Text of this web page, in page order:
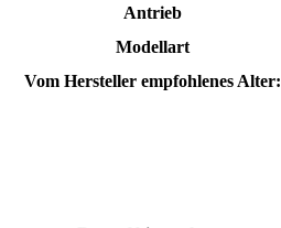
Antrieb
Modellart
Vom Hersteller empfohlenes Alter: